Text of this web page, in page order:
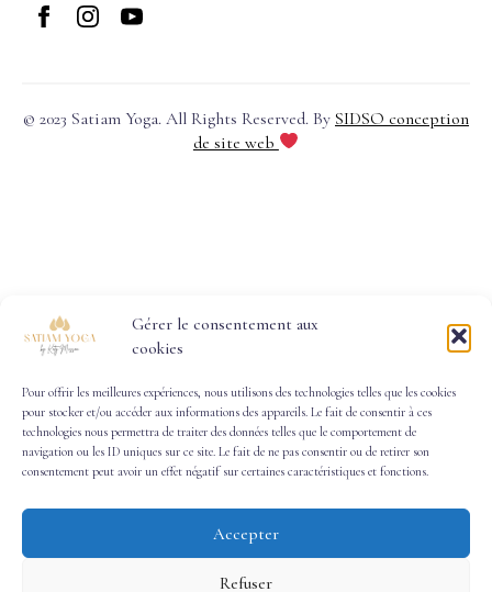
Gérer le consentement aux
cookies
Pour offrir les meilleures expériences, nous utilisons des technologies telles que les cookies
pour stocker et/ou accéder aux informations des appareils. Le fait de consentir à ces
technologies nous permettra de traiter des données telles que le comportement de
navigation ou les ID uniques sur ce site. Le fait de ne pas consentir ou de retirer son
consentement peut avoir un effet négatif sur certaines caractéristiques et fonctions.
Accepter
Refuser
© 2023 Satiam Yoga. All Rights Reserved. By SIDSO conception
de site web